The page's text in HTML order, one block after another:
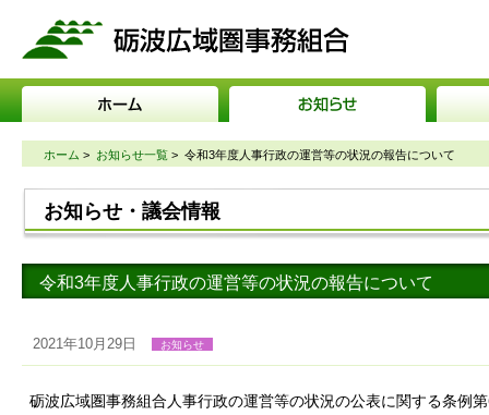
ホーム > お知らせ一覧 > 令和3年度人事行政の運営等の状況の報告について
お知らせ・議会情報
令和3年度人事行政の運営等の状況の報告について
2021年10月29日 お知らせ
砺波広域圏事務組合人事行政の運営等の状況の公表に関する条例